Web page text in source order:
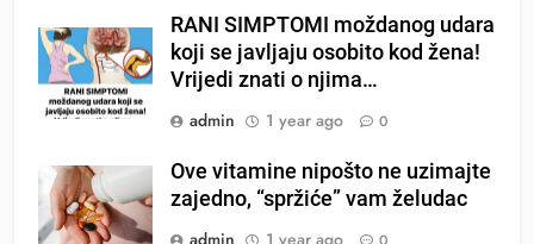
RANI SIMPTOMI moždanog udara
koji se javljaju osobito kod žena!
Vrijedi znati o njima…
admin
1 year ago 0
Ove vitamine nipošto ne uzimajte
zajedno, “spržiće” vam želudac
admin
1 year ago